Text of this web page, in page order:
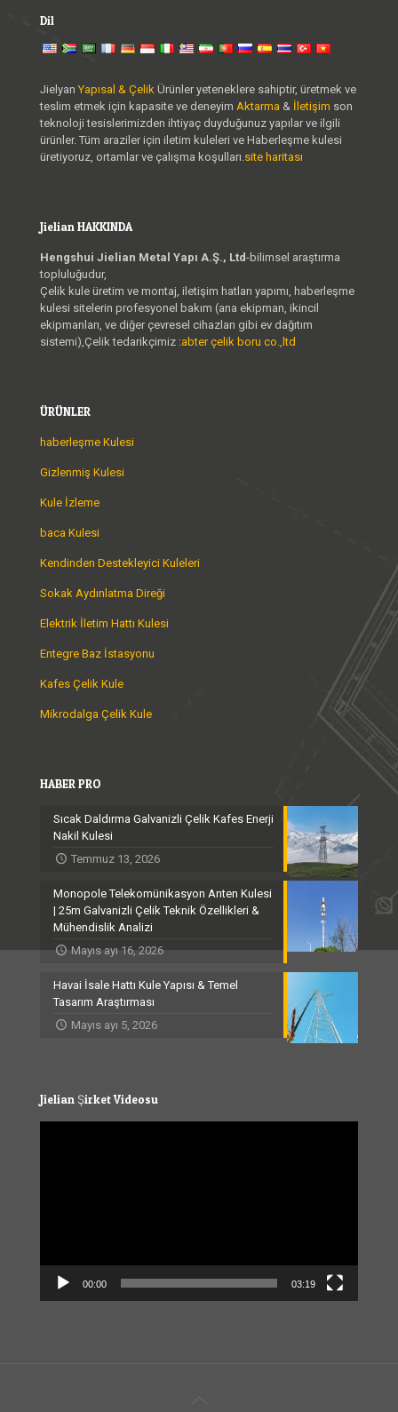
Dil
Jielyan Yapısal & Çelik Ürünler yeteneklere sahiptir, üretmek ve
teslim etmek için kapasite ve deneyim Aktarma & İletişim son
teknoloji tesislerimizden ihtiyaç duyduğunuz yapılar ve ilgili
ürünler. Tüm araziler için iletim kuleleri ve Haberleşme kulesi
üretiyoruz, ortamlar ve çalışma koşulları.site haritası
Jielian HAKKINDA
Hengshui Jielian Metal Yapı A.Ş., Ltd-bilimsel araştırma
topluluğudur,
Çelik kule üretim ve montaj, iletişim hatları yapımı, haberleşme
kulesi sitelerin profesyonel bakım (ana ekipman, ikincil
ekipmanları, ve diğer çevresel cihazları gibi ev dağıtım
sistemi),Çelik tedarikçimiz :abter çelik boru co.,ltd
ÜRÜNLER
haberleşme Kulesi
Gizlenmiş Kulesi
Kule İzleme
baca Kulesi
Kendinden Destekleyici Kuleleri
Sokak Aydınlatma Direği
Elektrik İletim Hattı Kulesi
Entegre Baz İstasyonu
Kafes Çelik Kule
Mikrodalga Çelik Kule
HABER PRO
Sıcak Daldırma Galvanizli Çelik Kafes Enerji
Nakil Kulesi
Temmuz 13, 2026
Monopole Telekomünikasyon Anten Kulesi
| 25m Galvanizli Çelik Teknik Özellikleri &
Mühendislik Analizi
Mayıs ayı 16, 2026
Havai İsale Hattı Kule Yapısı & Temel
Tasarım Araştırması
Mayıs ayı 5, 2026
Jielian Şirket Videosu
00:00 03:19